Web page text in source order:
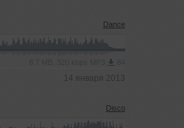
Dance
14 января 2013
Disco